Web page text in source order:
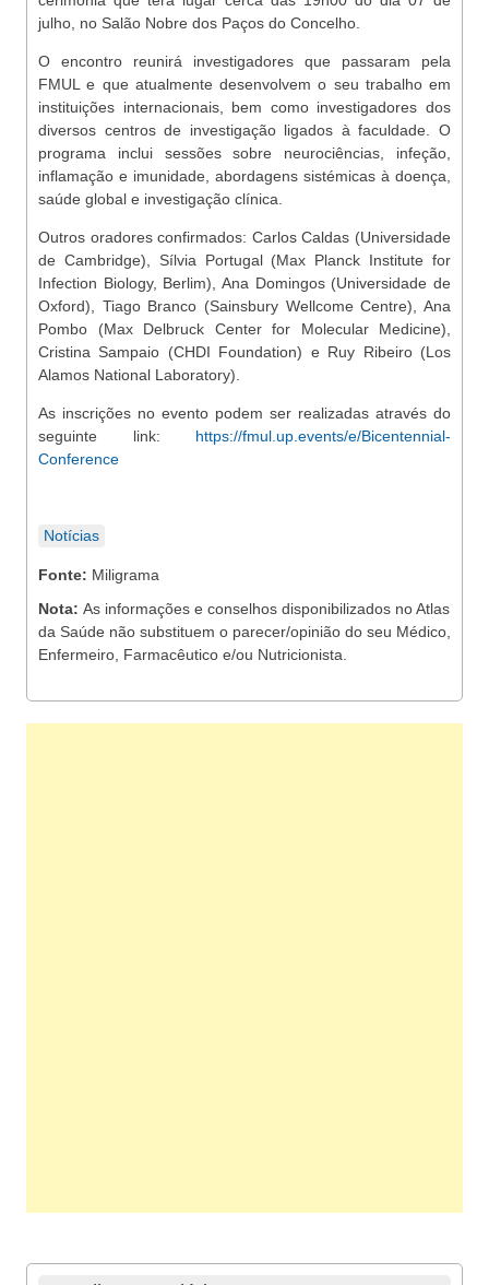
julho, no Salão Nobre dos Paços do Concelho.
O encontro reunirá investigadores que passaram pela
FMUL e que atualmente desenvolvem o seu trabalho em
instituições internacionais, bem como investigadores dos
diversos centros de investigação ligados à faculdade. O
programa inclui sessões sobre neurociências, infeção,
inflamação e imunidade, abordagens sistémicas à doença,
saúde global e investigação clínica.
Outros oradores confirmados: Carlos Caldas (Universidade
de Cambridge), Sílvia Portugal (Max Planck Institute for
Infection Biology, Berlim), Ana Domingos (Universidade de
Oxford), Tiago Branco (Sainsbury Wellcome Centre), Ana
Pombo (Max Delbruck Center for Molecular Medicine),
Cristina Sampaio (CHDI Foundation) e Ruy Ribeiro (Los
Alamos National Laboratory).
As inscrições no evento podem ser realizadas através do
seguinte link: https://fmul.up.events/e/Bicentennial-
Conference
Notícias
Fonte: Miligrama
Nota: As informações e conselhos disponibilizados no Atlas
da Saúde não substituem o parecer/opinião do seu Médico,
Enfermeiro, Farmacêutico e/ou Nutricionista.